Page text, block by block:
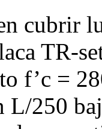
cubrir
f’c =
L/250